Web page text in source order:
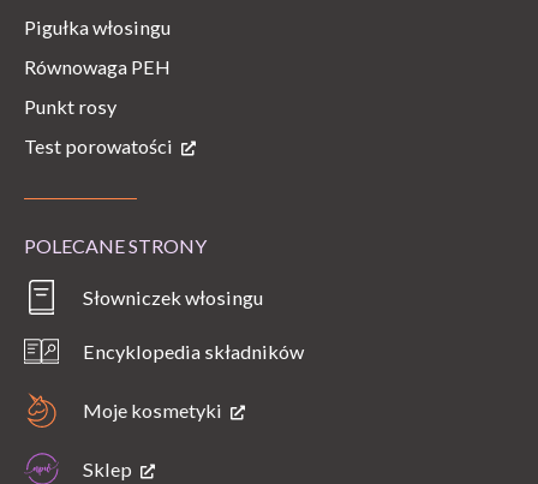
Pigułka włosingu
Równowaga PEH
Punkt rosy
Test porowatości
POLECANE STRONY
Słowniczek włosingu
Encyklopedia składników
Moje kosmetyki
Sklep